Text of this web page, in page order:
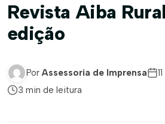
Revista Aiba
edição
Por Assessoria de Imprensa
3 min de leitura